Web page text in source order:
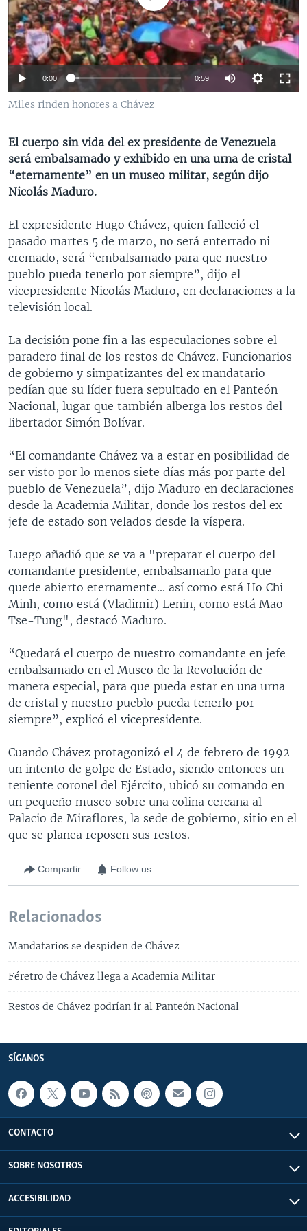
VENEZUELA
BRASIL
NICARAGUA
ECONOMÍA
ENTRETENIMIENTO Y CULTURA
TECNOLOGÍA
DEPORTES
CIENCIA Y SALUD
MULTIMEDIA
VIDEOS
FOTOGRAFÍA
AUDIOS
PROGRAMAS TV
EL MUNDO AL DÍA
FORO INTERAMERICANO
VISIÓN 360
LAS CLAVES
PANORAMA
RADIO
AVANCE INFORMATIVO
AUDIONOTICIAS
BUENOS DÍAS AMÉRICA
ESTADOS UNIDOS AL DÍA
EL MUNDO AL DÍA [RADIO]
DEPORTIVO INTERNACIONAL
NOTA ECONÓMICA
ENTRETENIMIENTO
DIRECT
DOCUMENTALES DE LA VOA
Learning English
SÍGANOS
0:00 0:59
Miles rinden honores a Chávez
El cuerpo sin vida del ex presidente de Venezuela
será embalsamado y exhibido en una urna de cristal
“eternamente” en un museo militar, según dijo
Nicolás Maduro.
El expresidente Hugo Chávez, quien falleció el
pasado martes 5 de marzo, no será enterrado ni
cremado, será “embalsamado para que nuestro
pueblo pueda tenerlo por siempre”, dijo el
vicepresidente Nicolás Maduro, en declaraciones a la
televisión local.
La decisión pone fin a las especulaciones sobre el
paradero final de los restos de Chávez. Funcionarios
de gobierno y simpatizantes del ex mandatario
pedían que su líder fuera sepultado en el Panteón
Nacional, lugar que también alberga los restos del
libertador Simón Bolívar.
“El comandante Chávez va a estar en posibilidad de
ser visto por lo menos siete días más por parte del
pueblo de Venezuela”, dijo Maduro en declaraciones
desde la Academia Militar, donde los restos del ex
jefe de estado son velados desde la víspera.
Luego añadió que se va a "preparar el cuerpo del
comandante presidente, embalsamarlo para que
quede abierto eternamente... así como está Ho Chi
Minh, como está (Vladimir) Lenin, como está Mao
Tse-Tung", destacó Maduro.
“Quedará el cuerpo de nuestro comandante en jefe
embalsamado en el Museo de la Revolución de
manera especial, para que pueda estar en una urna
de cristal y nuestro pueblo pueda tenerlo por
siempre”, explicó el vicepresidente.
Cuando Chávez protagonizó el 4 de febrero de 1992
un intento de golpe de Estado, siendo entonces un
teniente coronel del Ejército, ubicó su comando en
un pequeño museo sobre una colina cercana al
Palacio de Miraflores, la sede de gobierno, sitio en el
que se planea reposen sus restos.
Compartir Follow us
Relacionados
Mandatarios se despiden de Chávez
Féretro de Chávez llega a Academia Militar
Restos de Chávez podrían ir al Panteón Nacional
SÍGANOS
CONTACTO
SOBRE NOSOTROS
ACCESIBILIDAD